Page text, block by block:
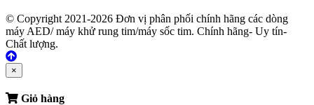
© Copyright 2021-2026 Đơn vị phân phối chính hãng các dòng
máy AED/ máy khử rung tim/máy sốc tim. Chính hãng- Uy tín-
Chất lượng.
×
Giỏ hàng